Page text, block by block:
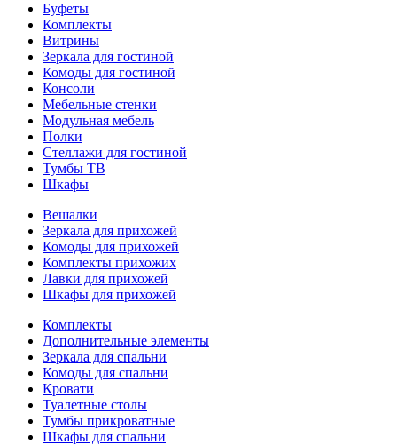
Буфеты
Комплекты
Витрины
Зеркала для гостиной
Комоды для гостиной
Консоли
Мебельные стенки
Модульная мебель
Полки
Стеллажи для гостиной
Тумбы ТВ
Шкафы
Вешалки
Зеркала для прихожей
Комоды для прихожей
Комплекты прихожих
Лавки для прихожей
Шкафы для прихожей
Комплекты
Дополнительные элементы
Зеркала для спальни
Комоды для спальни
Кровати
Туалетные столы
Тумбы прикроватные
Шкафы для спальни